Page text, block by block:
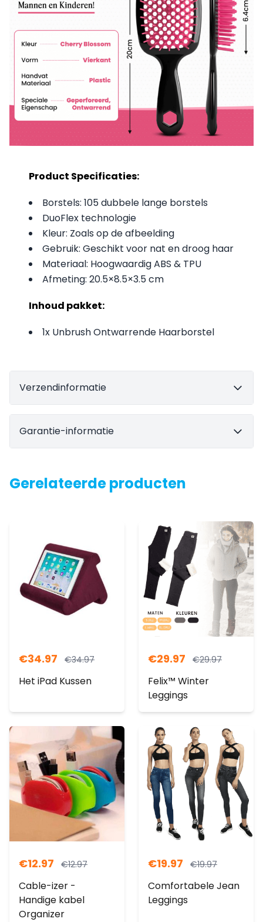
Product Specificaties:
Borstels: 105 dubbele lange borstels
DuoFlex technologie
Kleur: Zoals op de afbeelding
Gebruik: Geschikt voor nat en droog haar
Materiaal: Hoogwaardig ABS & TPU
Afmeting: 20.5×8.5×3.5 cm
Inhoud pakket:
1x Unbrush Ontwarrende Haarborstel
Verzendinformatie
Garantie-informatie
Gerelateerde producten
€34.97 €34.97
Het iPad Kussen
€29.97 €29.97
Felix™ Winter
Leggings
€12.97 €12.97
Cable-izer -
Handige kabel
Organizer
€19.97 €19.97
Comfortabele Jean
Leggings